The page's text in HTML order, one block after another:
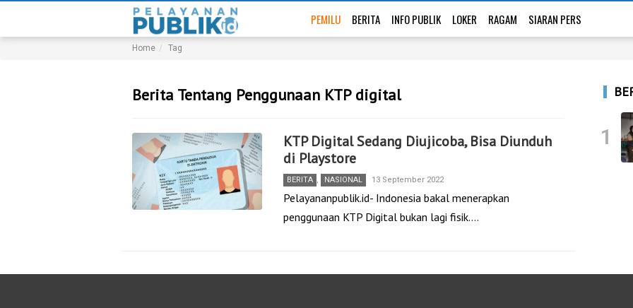
PEMILU BERITA INFO PUBLIK LOKER RAGAM SIARAN PERS
Home Tag
Berita Tentang Penggunaan KTP digital
KTP Digital Sedang Diujicoba, Bisa Diunduh
di Playstore
BERITA , NASIONAL 13 September 2022
Pelayananpublik.id- Indonesia bakal menerapkan
penggunaan KTP Digital bukan lagi fisik.…
1